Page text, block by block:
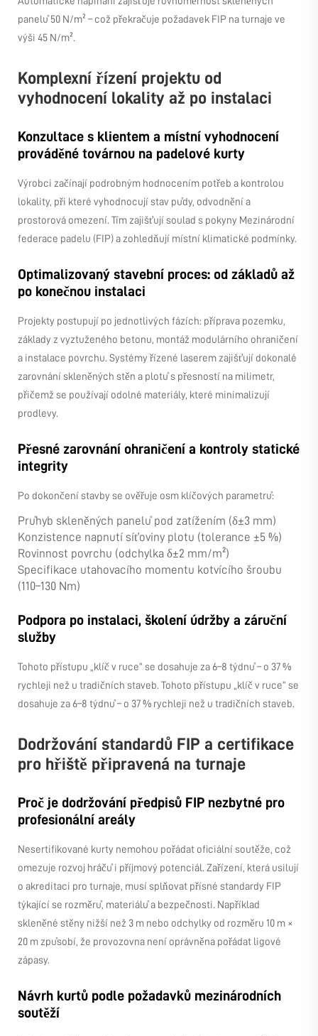
panelů 50 N/m² – což překračuje požadavek FIP na turnaje ve
výši 45 N/m².
Komplexní řízení projektu od
vyhodnocení lokality až po instalaci
Konzultace s klientem a místní vyhodnocení
prováděné továrnou na padelové kurty
Výrobci začínají podrobným hodnocením potřeb a kontrolou
lokality, při které vyhodnocují stav půdy, odvodnění a
prostorová omezení. Tím zajišťují soulad s pokyny Mezinárodní
federace padelu (FIP) a zohledňují místní klimatické podmínky.
Optimalizovaný stavební proces: od základů až
po konečnou instalaci
Projekty postupují po jednotlivých fázích: příprava pozemku,
základy z vyztuženého betonu, montáž modulárního ohraničení
a instalace povrchu. Systémy řízené laserem zajišťují dokonalé
zarovnání skleněných stěn a plotů s přesností na milimetr,
přičemž se používají odolné materiály, které minimalizují
prodlevy.
Přesné zarovnání ohraničení a kontroly statické
integrity
Po dokončení stavby se ověřuje osm klíčových parametrů:
Průhyb skleněných panelů pod zatížením (δ±3 mm)
Konzistence napnutí síťoviny plotu (tolerance ±5 %)
Rovinnost povrchu (odchylka δ±2 mm/m²)
Specifikace utahovacího momentu kotvícího šroubu
(110–130 Nm)
Podpora po instalaci, školení údržby a záruční
služby
Tohoto přístupu „klíč v ruce“ se dosahuje za 6–8 týdnů – o 37 %
rychleji než u tradičních staveb. Tohoto přístupu „klíč v ruce“ se
dosahuje za 6–8 týdnů – o 37 % rychleji než u tradičních staveb.
Dodržování standardů FIP a certifikace
pro hřiště připravená na turnaje
Proč je dodržování předpisů FIP nezbytné pro
profesionální areály
Nesertifikované kurty nemohou pořádat oficiální soutěže, což
omezuje rozvoj hráčů i příjmový potenciál. Zařízení, která usilují
o akreditaci pro turnaje, musí splňovat přísné standardy FIP
týkající se rozměrů, materiálů a bezpečnosti. Například
skleněné stěny nižší než 3 m nebo odchylky od rozměru 10 m ×
20 m způsobí, že provozovna není oprávněna pořádat ligové
zápasy.
Návrh kurtů podle požadavků mezinárodních
soutěží